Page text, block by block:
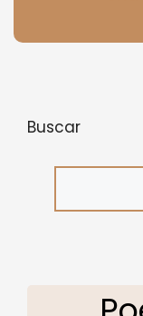
Buscar